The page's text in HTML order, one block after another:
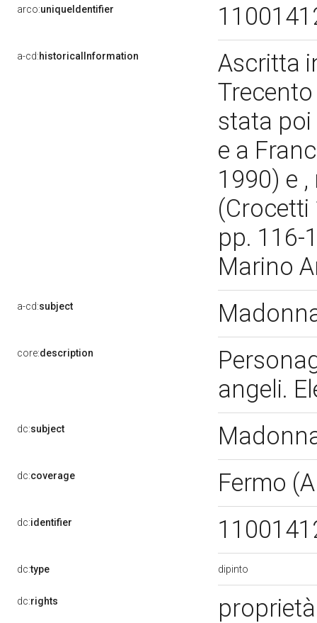
arco:uniqueIdentifier
a-cd:historicalInformation
Ascritta
stata
e a
1990) e
(Crocetti
pp. 116-
Marino
a-cd:subject
core:description
angeli.
dc:subject
dc:coverage Fermo
dc:identifier
dc:type dipinto
dc:rights